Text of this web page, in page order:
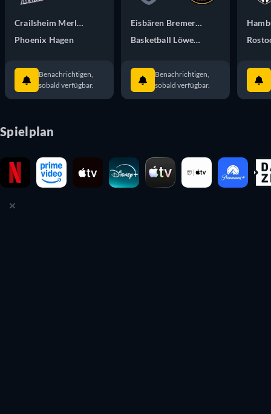
Crailsheim Merlins
Phoenix Hagen
Benachrichtigen,
sobald verfügbar.
Eisbären Bremerhaven
Basketball Löwen Braunschweig
Benachrichtigen,
sobald verfügbar.
Spielplan